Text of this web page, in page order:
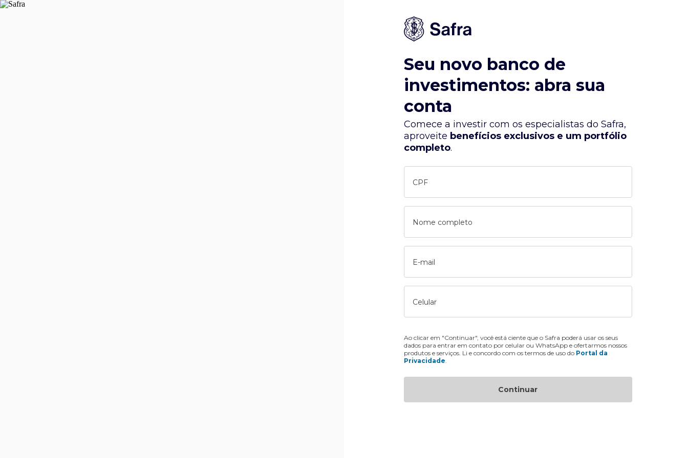
Seu novo banco de
investimentos: abra sua
conta
Comece a investir com os especialistas do Safra,
aproveite benefícios exclusivos e um portfólio
completo.
CPF
Nome completo
E-mail
Celular
Ao clicar em "Continuar", você está ciente que o Safra poderá usar os seus
dados para entrar em contato por celular ou WhatsApp e ofertarmos nossos
produtos e serviços. Li e concordo com os termos de uso do Portal da
Privacidade
Continuar